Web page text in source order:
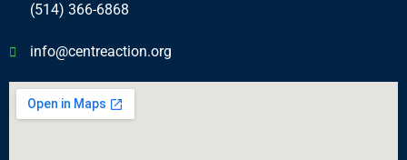
(514) 366-6868
info@centreaction.org